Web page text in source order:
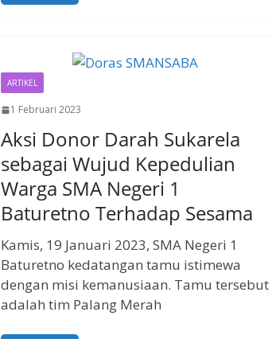
ARTIKEL
1 Februari 2023
Aksi Donor Darah Sukarela
sebagai Wujud Kepedulian
Warga SMA Negeri 1
Baturetno Terhadap Sesama
Kamis, 19 Januari 2023, SMA Negeri 1
Baturetno kedatangan tamu istimewa
dengan misi kemanusiaan. Tamu tersebut
adalah tim Palang Merah